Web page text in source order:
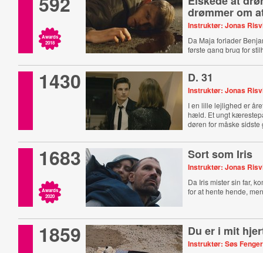
Awards
2018
drømmer om
Instruktør: Jonas
Da Maja forlader
første gang brug for
1430 D. 31
Instruktør: Jonas
I en lille lejlighed er
hæld. Et ungt
døren for måske
1683
Awards
2020
Sort som Iris
Instruktør: Jonas
Da Iris mister sin far,
for at hente hende,
1859 Du er i mit
Instruktør: Søs Fenger